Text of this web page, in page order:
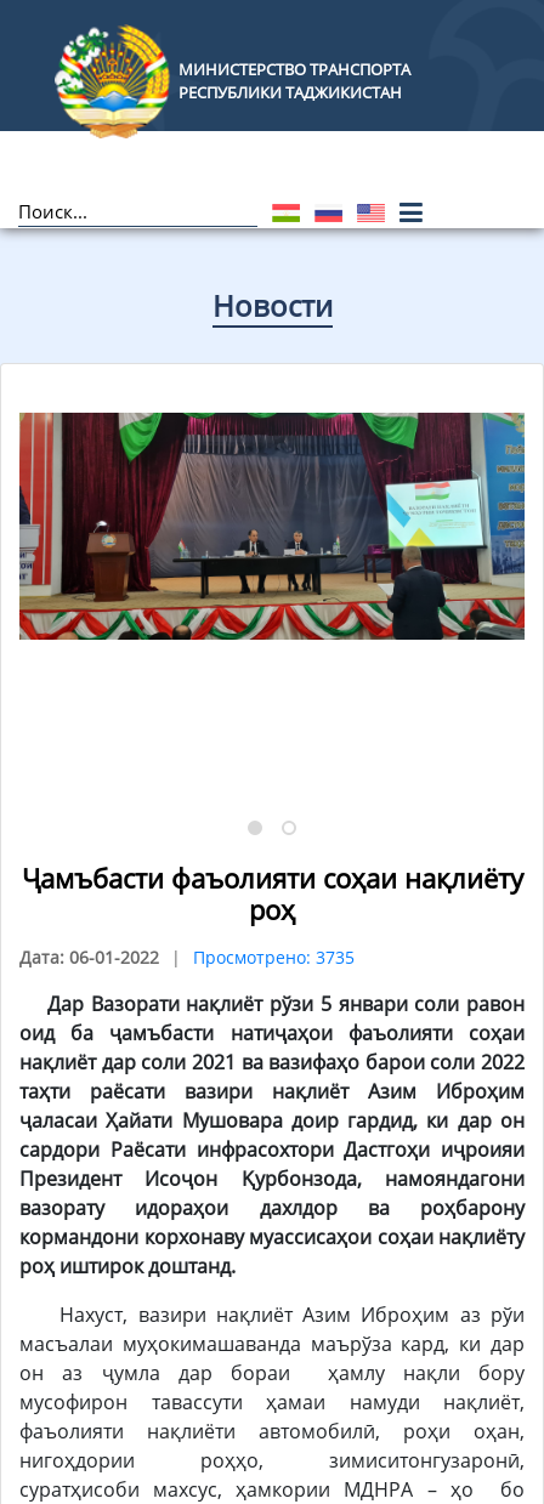
МИНИСТЕРСТВО ТРАНСПОРТА
РЕСПУБЛИКИ ТАДЖИКИСТАН
Новости
Ҷамъбасти фаъолияти соҳаи нақлиёту
роҳ
Дата: 06-01-2022 Просмотрено: 3735
Дар Вазорати нақлиёт рўзи 5 январи соли равон
оид ба ҷамъбасти натиҷаҳои фаъолияти соҳаи
нақлиёт дар соли 2021 ва вазифаҳо барои соли 2022
таҳти раёсати вазири нақлиёт Азим Иброҳим
ҷаласаи Ҳайати Мушовара доир гардид, ки дар он
сардори Раёсати инфрасохтори Дастгоҳи иҷроияи
Президент Исоҷон Қурбонзода, намояндагони
вазорату идораҳои дахлдор ва роҳбарону
кормандони корхонаву муассисаҳои соҳаи нақлиёту
роҳ иштирок доштанд.
Нахуст, вазири нақлиёт Азим Иброҳим аз рўи
масъалаи муҳокимашаванда маърўза кард, ки дар
он аз ҷумла дар бораи ҳамлу нақли бору
мусофирон тавассути ҳамаи намуди нақлиёт,
фаъолияти нақлиёти автомобилӣ, роҳи оҳан,
нигоҳдории роҳҳо, зимиситонгузаронӣ,
суратҳисоби махсус, ҳамкории МДНРА – ҳо бо